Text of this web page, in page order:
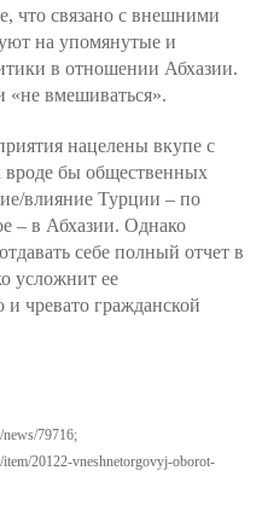
что связано с внешними
на упомянутые и
в отношении Абхазии.
«не вмешиваться».
нацелены вкупе с
вроде бы общественных
влияние Турции – по
– в Абхазии. Однако
себе полный отчет в
усложнит ее
чревато гражданской
79716;
20122-vneshnetorgovyj-oborot-